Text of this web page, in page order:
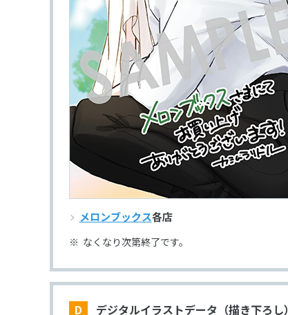
メロンブックス各店
なくなり次第終了です。
D デジタルイラストデータ（描き下ろし）